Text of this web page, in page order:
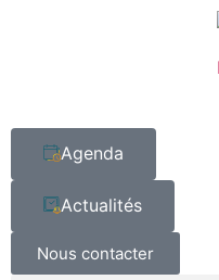
Agenda
Actualités
Nous contacter